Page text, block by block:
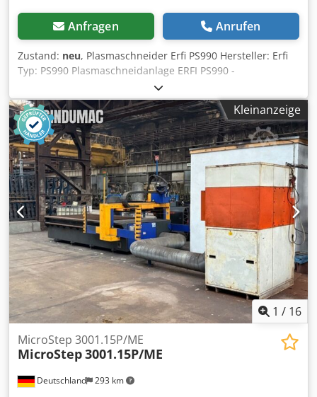
Anfragen Anrufen
Zustand: neu, Plasmaschneider Erfi PS990 Hersteller: Erfi
Typ: PS990 Plasmaschneidanlage ERFI PS990 -
leistungsfähiges, einstufiges Plasmaschneidgerät. Bis
20mm sauberer Schnitt in Stahl.Bis 25mm Trennschnitt.
Kontaktfreie Zündung durch HF-zündet auch auf Lack und
Rost durch Pilotlichtbogen. Inklusive sind Brenner 6m,
Standardfilter und integrierter Druckminderer mit
Manometer. Die ERFI Geräte werden mit höchster Sorgfalt
in Deutschland produziert- deshalb gibt ERFI grundsätzlich
eine Garantie von 3 Jahren-ohne Einschränkung.
Technische Daten: Netzspannung 3x400V Frequenz 50Hz
Absicherung 32A träge Dcedpezgu Rnofx Ambek
Schneidstrom 60A Stufe 1/ 90A Stufe 2 Luftdruck 6-10bar
Gewicht 105kg Ab sofort Verfügbar. Zur Selbstabholung.
Stapler vorhanden. Versand auch möglich Irrtümer und
Zwischenverkauf vorbehalten
Kleinanzeige
1 / 16
Deutschland 293 km
MicroStep 3001.15P/ME
MicroStep3001.15P/ME